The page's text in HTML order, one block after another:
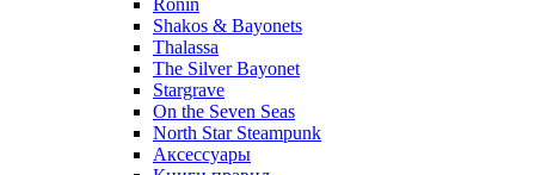
Ronin
Shakos & Bayonets
Thalassa
The Silver Bayonet
Stargrave
On the Seven Seas
North Star Steampunk
Аксессуары